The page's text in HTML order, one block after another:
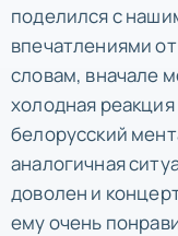
поделился с
впечатлениями
словам, вначале
холодная
белорусский
аналогичная
доволен и
ему очень